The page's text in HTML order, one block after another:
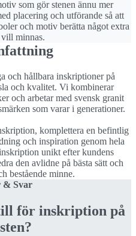
som gör stenen ännu mer
placering och utförande så att
och motiv berätta något extra
minnas.
och hållbara inskriptioner på
och kvalitet. Vi kombinerar
och arbetar med svensk granit
som varar i generationer.
komplettera en befintlig
och inspiration genom hela
unikt efter kundens
den avlidne på bästa sätt och
bestående minne.
& Svar
för inskription på